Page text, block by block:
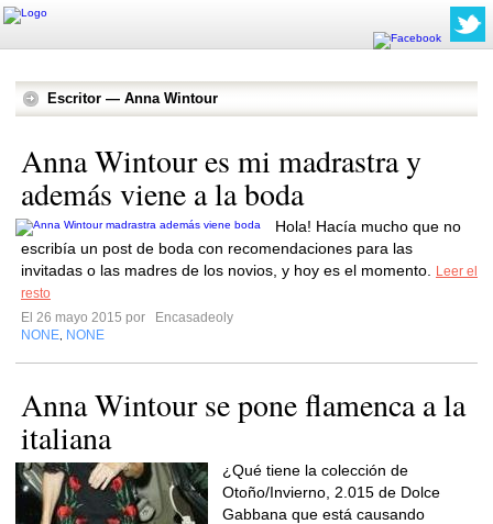
Escritor — Anna Wintour
Anna Wintour es mi madrastra y
además viene a la boda
Hola! Hacía mucho que no
escribía un post de boda con recomendaciones para las
invitadas o las madres de los novios, y hoy es el momento.
Leer el
resto
El 26 mayo 2015 por
Encasadeoly
NONE NONE
Anna Wintour se pone flamenca a la
italiana
¿Qué tiene la colección de
Otoño/Invierno, 2.015 de Dolce
Gabbana que está causando